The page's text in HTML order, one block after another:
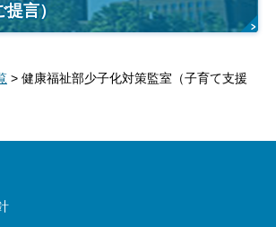
言）
> 健康福祉部少子化対策監室（子育て支援